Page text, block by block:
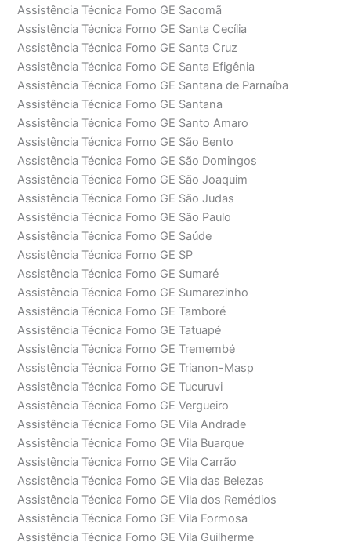
Assistência Técnica Forno GE Sacomã
Assistência Técnica Forno GE Santa Cecília
Assistência Técnica Forno GE Santa Cruz
Assistência Técnica Forno GE Santa Efigênia
Assistência Técnica Forno GE Santana de Parnaíba
Assistência Técnica Forno GE Santana
Assistência Técnica Forno GE Santo Amaro
Assistência Técnica Forno GE São Bento
Assistência Técnica Forno GE São Domingos
Assistência Técnica Forno GE São Joaquim
Assistência Técnica Forno GE São Judas
Assistência Técnica Forno GE São Paulo
Assistência Técnica Forno GE Saúde
Assistência Técnica Forno GE SP
Assistência Técnica Forno GE Sumaré
Assistência Técnica Forno GE Sumarezinho
Assistência Técnica Forno GE Tamboré
Assistência Técnica Forno GE Tatuapé
Assistência Técnica Forno GE Tremembé
Assistência Técnica Forno GE Trianon-Masp
Assistência Técnica Forno GE Tucuruvi
Assistência Técnica Forno GE Vergueiro
Assistência Técnica Forno GE Vila Andrade
Assistência Técnica Forno GE Vila Buarque
Assistência Técnica Forno GE Vila Carrão
Assistência Técnica Forno GE Vila das Belezas
Assistência Técnica Forno GE Vila dos Remédios
Assistência Técnica Forno GE Vila Formosa
Assistência Técnica Forno GE Vila Guilherme